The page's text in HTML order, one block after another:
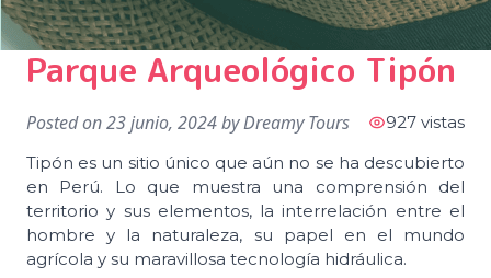
Parque Arqueológico Tipón
Posted on23 junio, 2024byDreamy Tours
927 vistas
Tipón es un sitio único que aún no se ha descubierto
en Perú. Lo que muestra una comprensión del
territorio y sus elementos, la interrelación entre el
hombre y la naturaleza, su papel en el mundo
agrícola y su maravillosa tecnología hidráulica.